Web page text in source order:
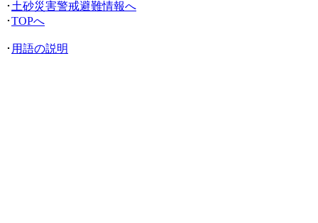
･ 土砂災害警戒避難情報へ
･TOPへ
･ 用語の説明